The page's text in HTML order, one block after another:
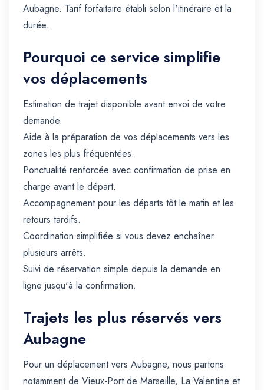
Aubagne. Tarif forfaitaire établi selon l'itinéraire et la
durée.
Pourquoi ce service simplifie
vos déplacements
Estimation de trajet disponible avant envoi de votre
demande.
Aide à la préparation de vos déplacements vers les
zones les plus fréquentées.
Ponctualité renforcée avec confirmation de prise en
charge avant le départ.
Accompagnement pour les départs tôt le matin et les
retours tardifs.
Coordination simplifiée si vous devez enchaîner
plusieurs arrêts.
Suivi de réservation simple depuis la demande en
ligne jusqu'à la confirmation.
Trajets les plus réservés vers
Aubagne
Pour un déplacement vers Aubagne, nous partons
notamment de Vieux-Port de Marseille, La Valentine et